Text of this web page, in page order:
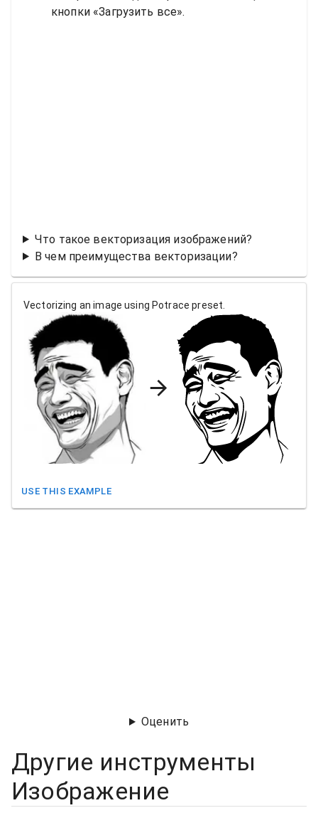
кнопки «Загрузить все».
Что такое векторизация изображений?
В чем преимущества векторизации?
Vectorizing an image using Potrace preset.
USE THIS EXAMPLE
Оценить
Другие инструменты
Изображение